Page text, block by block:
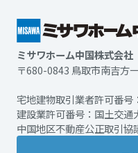
ミサワホーム中国株式会
〒680-0843 鳥取市南吉方
宅地建物取引業者許可番
建設業許可番号：国土交
中国地区不動産公正取引協